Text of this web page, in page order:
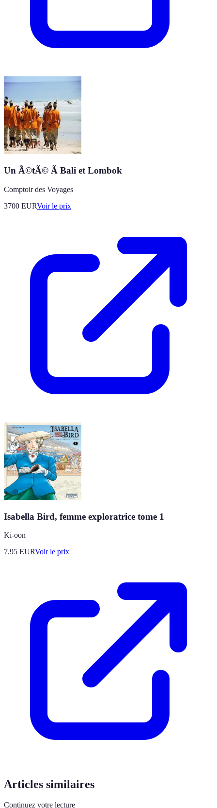
Un Ã©tÃ© Ã Bali et Lombok
Comptoir des Voyages
3700 EURVoir le prix
Isabella Bird, femme exploratrice tome 1
Ki-oon
7.95 EURVoir le prix
Articles similaires
Continuez votre lecture